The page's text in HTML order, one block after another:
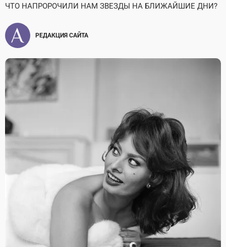
ЧТО НАПРОРОЧИЛИ НАМ ЗВЕЗДЫ НА БЛИЖАЙШИЕ ДНИ?
РЕДАКЦИЯ САЙТА